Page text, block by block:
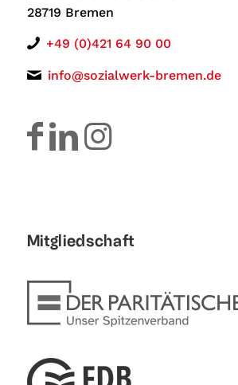
28719 Bremen
+49 (0)421 64 90 00
info@sozialwerk-bremen.de
Mitgliedschaft